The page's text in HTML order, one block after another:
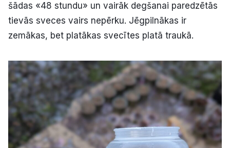
šādas «48 stundu» un vairāk degšanai paredzētās
tievās sveces vairs nepērku. Jēgpilnākas ir
zemākas, bet platākas svecītes platā traukā.